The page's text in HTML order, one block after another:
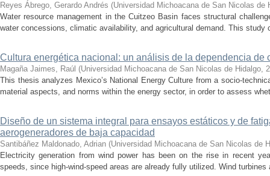
Reyes Ábrego, Gerardo Andrés (Universidad Michoacana de San Nicolas de
Water resource management in the Cuitzeo Basin faces structural
water concessions, climatic availability, and agricultural demand. This study
Cultura energética nacional: un análisis de la dependencia de
Magaña Jaimes, Raúl (Universidad Michoacana de San Nicolas de Hidalgo,
This thesis analyzes Mexico’s National Energy Culture from a socio-
material aspects, and norms within the energy sector, in order to assess
Diseño de un sistema integral para ensayos estáticos y de
aerogeneradores de baja capacidad
Santibáñez Maldonado, Adrian (Universidad Michoacana de San Nicolas de
Electricity generation from wind power has been on the rise in recent
speeds, since high-wind-speed areas are already fully utilized. Wind